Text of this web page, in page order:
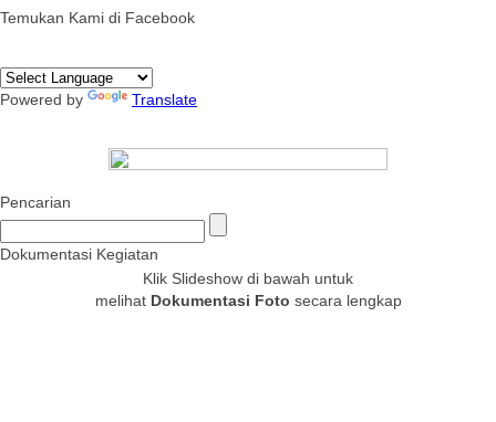
Temukan Kami di Facebook
Powered by Translate
Pencarian
Dokumentasi Kegiatan
Klik Slideshow di bawah untuk
melihat Dokumentasi Foto secara lengkap